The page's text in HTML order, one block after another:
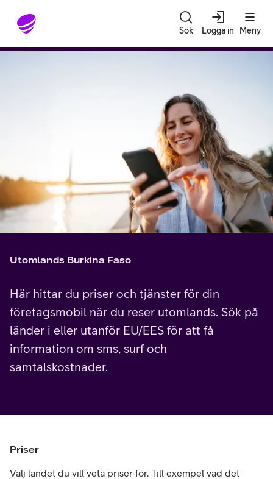
Gå till sidans innehåll
Sök Logga in Meny
Utomlands Burkina Faso
Här hittar du priser och tjänster för din
företagsmobil när du reser utomlands. Sök på
länder i eller utanför EU/EES för att få
information om sms, surf och
samtalskostnader.
Priser
Välj landet du vill veta priser för. Till exempel vad det